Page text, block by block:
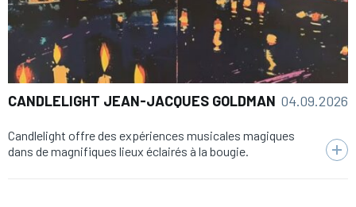
CANDLELIGHT JEAN-JACQUES GOLDMAN 04.09.2026
Candlelight offre des expériences musicales magiques
dans de magnifiques lieux éclairés à la bougie.